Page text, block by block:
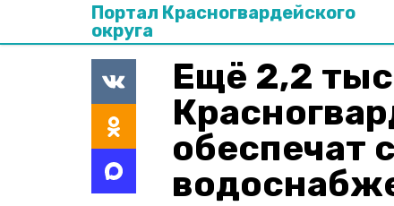
Портал Красногвардейского
округа
Ещё 2,2
обеспечат